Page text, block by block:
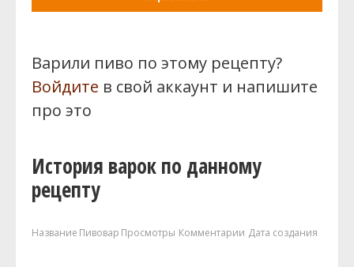
Варили пиво по этому рецепту?
Войдите в свой аккаунт и напишите
про это
История варок по данному
рецепту
Название Пивовар Просмотры Комментарии Дата создания